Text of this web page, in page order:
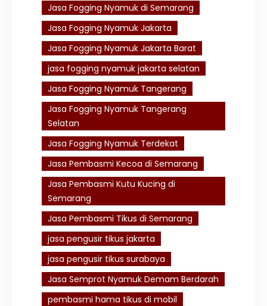
Jasa Fogging Nyamuk di Semarang
Jasa Fogging Nyamuk Jakarta
Jasa Fogging Nyamuk Jakarta Barat
jasa fogging nyamuk jakarta selatan
Jasa Fogging Nyamuk Tangerang
Jasa Fogging Nyamuk Tangerang
Selatan
Jasa Fogging Nyamuk Terdekat
Jasa Pembasmi Kecoa di Semarang
Jasa Pembasmi Kutu Kucing di
Semarang
Jasa Pembasmi Tikus di Semarang
jasa pengusir tikus jakarta
jasa pengusir tikus surabaya
Jasa Semprot Nyamuk Demam Berdarah
pembasmi hama tikus di mobil